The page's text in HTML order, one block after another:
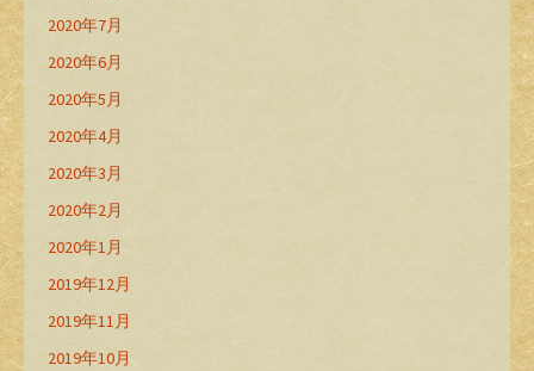
2020年7月
2020年6月
2020年5月
2020年4月
2020年3月
2020年2月
2020年1月
2019年12月
2019年11月
2019年10月